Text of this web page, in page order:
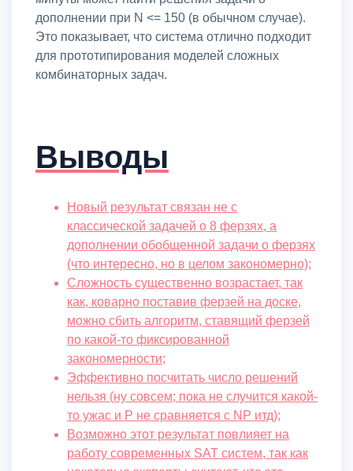
дополнении при N <= 150 (в обычном случае).
Это показывает, что система отлично подходит
для прототипирования моделей сложных
комбинаторных задач.
Выводы
Новый результат связан не с
классической задачей о 8 ферзях, а
дополнении обобщенной задачи о ферзях
(что интересно, но в целом закономерно);
Сложность существенно возрастает, так
как, коварно поставив ферзей на доске,
можно сбить алгоритм, ставящий ферзей
по какой-то фиксированной
закономерности;
Эффективно посчитать число решений
нельзя (ну совсем; пока не случится какой-
то ужас и P не сравняется с NP итд);
Возможно этот результат повлияет на
работу современных SAT систем, так как